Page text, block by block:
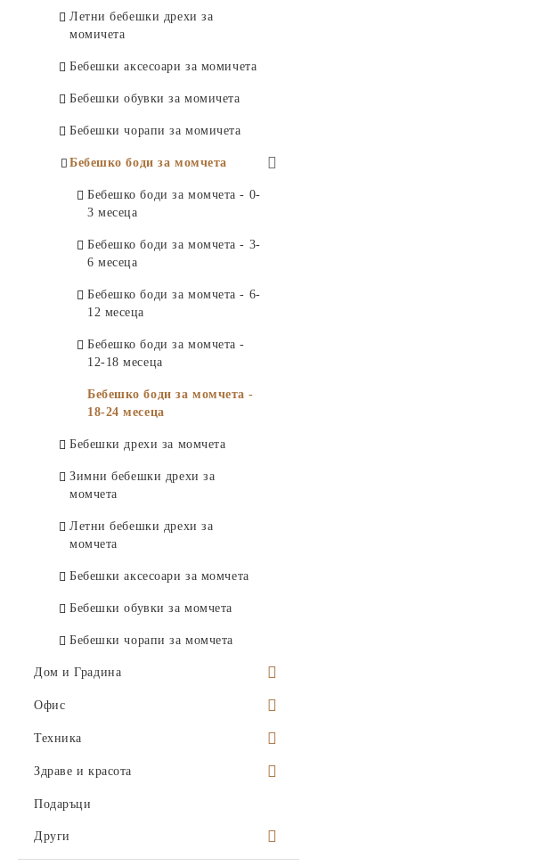
Парти клечки и сламки
Чаши, чинии и купи
Парти мушама
Парти светлини
Други
Бебешко боди за момичета -
12-18 месеца
Бебешко боди за момичета -
Летни бебешки дрехи за
момичета
Бебешки аксесоари за момичета
Бебешки обувки за момичета
Бебешки чорапи за момичета
Бебешко боди за момчета
Бебешко боди за момчета - 0-
3 месеца
Бебешко боди за момчета - 3-
6 месеца
Бебешко боди за момчета - 6-
12 месеца
Бебешко боди за момчета -
12-18 месеца
Бебешко боди за момчета -
18-24 месеца
Бебешки дрехи за момчета
Зимни бебешки дрехи за
момчета
Летни бебешки дрехи за
момчета
Бебешки аксесоари за момчета
Бебешки обувки за момчета
Бебешки чорапи за момчета
Дом и Градина
Висящи саксии
Поставки за саксии
Декорация за дома
Свещи и свещници
Организация и съхранение на
Офис
Моливници
Консумативи
Кошчета за отпадъци
Перфоратори и телбод
Техника
Аксесоари за компютри и
Здраве и красота
Продукти за ежедневна употреба
Фармацевтични продукти
Подаръци
Други